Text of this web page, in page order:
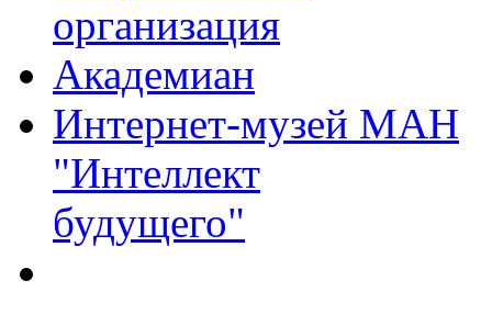
организация
Академиан
Интернет-музей МАН
"Интеллект
будущего"